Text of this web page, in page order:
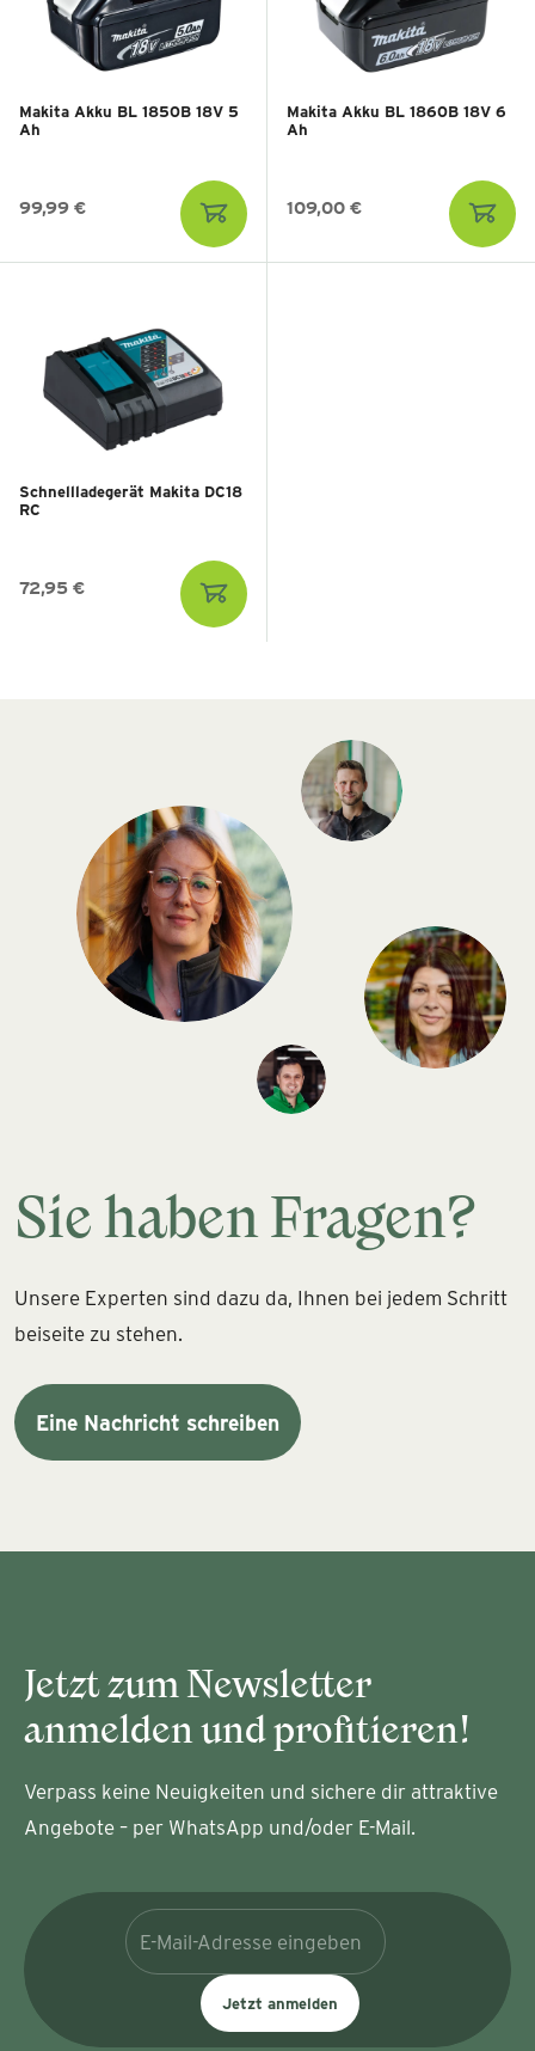
Makita Akku BL 1850B 18V 5
Ah
99,99 €
Makita Akku BL 1860B 18V 6
Ah
109,00 €
Schnellladegerät Makita DC18
RC
72,95 €
Sie haben Fragen?
Unsere Experten sind dazu da, Ihnen bei jedem Schritt
beiseite zu stehen.
Eine Nachricht schreiben
Jetzt zum Newsletter
anmelden und profitieren!
Verpass keine Neuigkeiten und sichere dir attraktive
Angebote – per WhatsApp und/oder E-Mail.
Jetzt anmelden